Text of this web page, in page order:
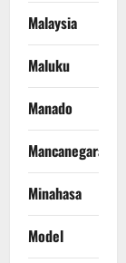
Malaysia
Maluku
Manado
Mancanegara
Minahasa
Model